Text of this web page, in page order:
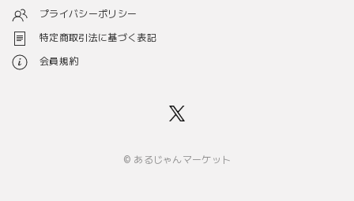
プライバシーポリシー
特定商取引法に基づく表記
会員規約
© あるじゃんマーケット